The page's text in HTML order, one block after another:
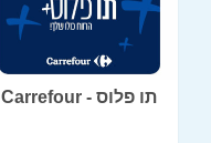
תו פלוס - Carrefour